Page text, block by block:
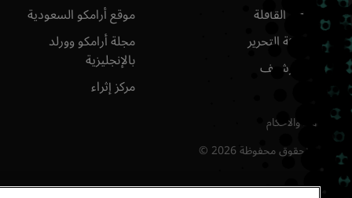
عن القافلة
هيئة التحرير
الأرشيف
موقع أرامكو السعودية
مجلة أرامكو وورلد
بالإنجليزية
مركز إثراء
والأحكام
الحقوق محفوظة2026
©